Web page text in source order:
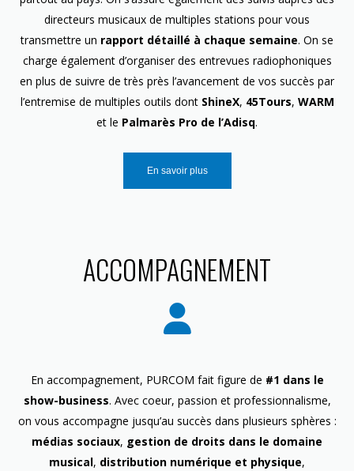
directeurs musicaux de multiples stations pour vous
transmettre un rapport détaillé à chaque semaine. On se
charge également d’organiser des entrevues radiophoniques
en plus de suivre de très près l’avancement de vos succès par
l’entremise de multiples outils dont ShineX, 45Tours, WARM
et le Palmarès Pro de l’Adisq.
En savoir plus
ACCOMPAGNEMENT
En accompagnement, PURCOM fait figure de #1 dans le
show-business. Avec coeur, passion et professionnalisme,
on vous accompagne jusqu’au succès dans plusieurs sphères :
médias sociaux, gestion de droits dans le domaine
musical, distribution numérique et physique,